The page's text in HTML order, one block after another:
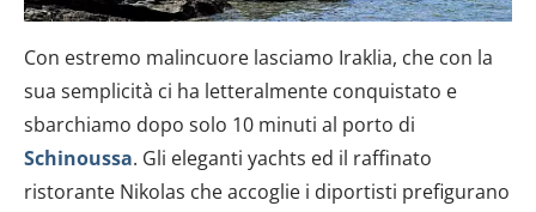
Con estremo malincuore lasciamo Iraklia, che con la
sua semplicità ci ha letteralmente conquistato e
sbarchiamo dopo solo 10 minuti al porto di
Schinoussa. Gli eleganti yachts ed il raffinato
ristorante Nikolas che accoglie i diportisti prefigurano